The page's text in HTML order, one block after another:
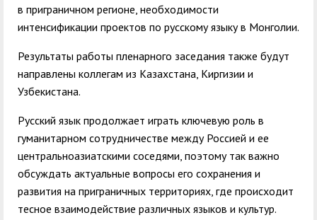
в приграничном регионе, необходимости
интенсификации проектов по русскому языку в Монголии.
Результаты работы пленарного заседания также будут
направлены коллегам из Казахстана, Киргизии и
Узбекистана.
Русский язык продолжает играть ключевую роль в
гуманитарном сотрудничестве между Россией и ее
центральноазиатскими соседями, поэтому так важно
обсуждать актуальные вопросы его сохранения и
развития на приграничных территориях, где происходит
тесное взаимодействие различных языков и культур.